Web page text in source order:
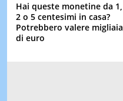
Hai queste monetine da 1,
2 o 5 centesimi in casa?
Potrebbero valere migliaia
di euro